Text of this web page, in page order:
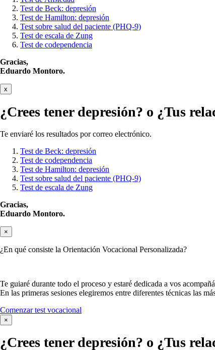
Test de Beck: depresión
Test de Hamilton: depresión
Test sobre salud del paciente (PHQ-9)
Test de escala de Zung
Test de codependencia
Gracias,
Eduardo Montoro.
x
¿Crees tener depresión? o ¿Tus
Te enviaré los resultados por correo electrónico.
Test de Beck: depresión
Test de codependencia
Test de Hamilton: depresión
Test sobre salud del paciente (PHQ-9)
Test de escala de Zung
Gracias,
Eduardo Montoro.
×
¿En qué consiste la Orientación Vocacional Personalizada?
Te guiaré durante todo el proceso y estaré dedicada a vos
En las primeras sesiones elegiremos entre diferentes técnicas las
Comenzar test vocacional
×
¿Crees tener depresión? o ¿Tus